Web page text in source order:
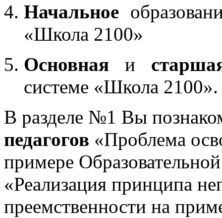
Начальное
«Школа 2100»
Основная и
системе «Школа 2100».
В разделе №1 Вы
педагогов «Проблема
примере
«Реализация принципа
преемственности на